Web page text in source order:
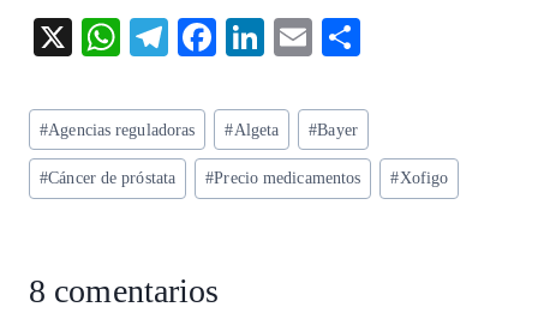
X
W
ts
A
p
T
eg
ra
m
F
eb
o
o
Li
ke
dI
n
E
ai
l
re
Etiquetas
de
la
#Agencias reguladoras #Algeta #Bayer
#Cáncer de próstata #Precio medicamentos #Xofigo
8 comentarios